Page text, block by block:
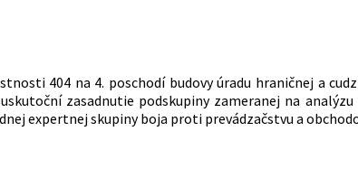
404 na 4. poschodí budovy úradu hraničnej a
zasadnutie podskupiny zameranej na
expertnej skupiny boja proti prevádzačstvu a